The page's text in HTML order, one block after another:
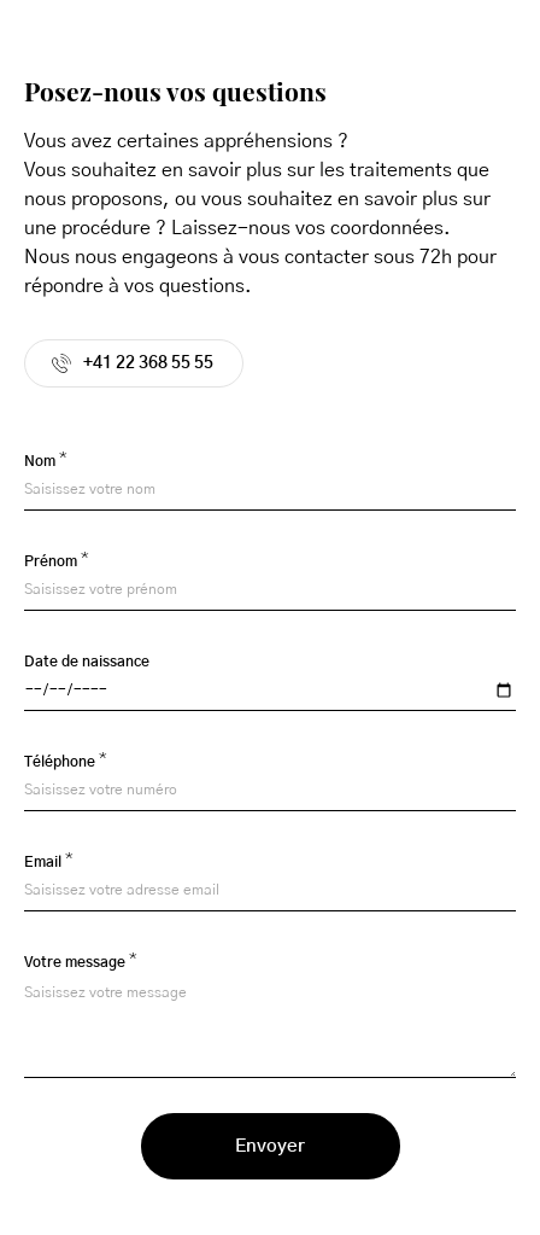
Posez-nous vos questions
Vous avez certaines appréhensions ?
Vous souhaitez en savoir plus sur les traitements que
nous proposons, ou vous souhaitez en savoir plus sur
une procédure ? Laissez-nous vos coordonnées.
Nous nous engageons à vous contacter sous 72h pour
répondre à vos questions.
+41 22 368 55 55
Nom *
Prénom *
Date de naissance
Téléphone *
Email *
Votre message *